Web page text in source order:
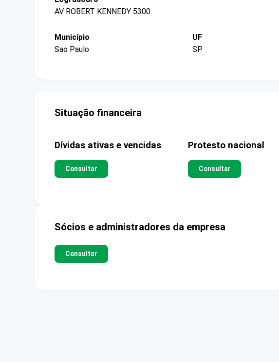
AV ROBERT KENNEDY 5300
Município
Sao Paulo
UF
SP
Situação financeira
Dívidas ativas e vencidas
Consultar
Protesto nacional
Consultar
Sócios e administradores da empresa
Consultar